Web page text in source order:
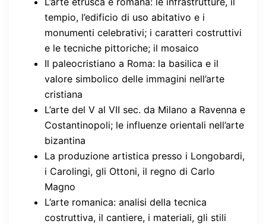
tempio, l’edificio di uso abitativo e i
monumenti celebrativi; i caratteri costruttivi
e le tecniche pittoriche; il mosaico
Il paleocristiano a Roma: la basilica e il
valore simbolico delle immagini nell’arte
cristiana
L’arte del V al VII sec. da Milano a Ravenna e
Costantinopoli; le influenze orientali nell’arte
bizantina
La produzione artistica presso i Longobardi,
i Carolingi, gli Ottoni, il regno di Carlo
Magno
L’arte romanica: analisi della tecnica
costruttiva, il cantiere, i materiali, gli stili